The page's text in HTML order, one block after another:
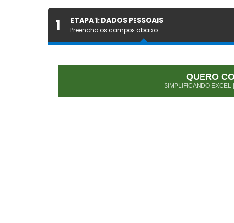
1 ETAPA 1: DADOS PESSOAIS
Preencha os campos abaixo.
QUERO
SIMPLIFICANDO EXCEL